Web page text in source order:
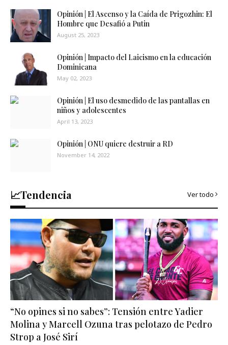
Opinión | El Ascenso y la Caída de Prigozhin: El
Hombre que Desafió a Putin
August 25, 2023
Opinión | Impacto del Laicismo en la educación
Dominicana
May 02, 2023
Opinión | El uso desmedido de las pantallas en
niños y adolescentes
April 13, 2023
Opinión | ONU quiere destruir a RD
November 14, 2022
📈Tendencia Ver todo
“No opines si no sabes”: Tensión entre Yadier
Molina y Marcell Ozuna tras pelotazo de Pedro
Strop a José Sirí